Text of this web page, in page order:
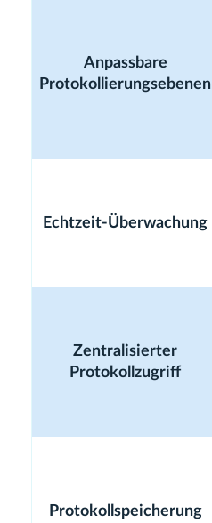
Anpassbare
Protokollierungsebenen
Echtzeit-Überwachung
Zentralisierter
Protokollzugriff
Protokollspeicherung